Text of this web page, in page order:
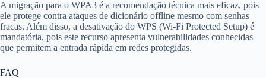
A migração para o WPA3 é a recomendação técnica mais eficaz, pois
ele protege contra ataques de dicionário offline mesmo com senhas
fracas. Além disso, a desativação do WPS (Wi-Fi Protected Setup) é
mandatória, pois este recurso apresenta vulnerabilidades conhecidas
que permitem a entrada rápida em redes protegidas.
FAQ